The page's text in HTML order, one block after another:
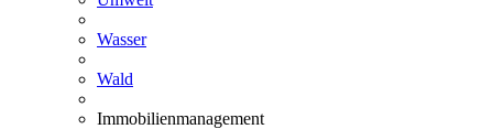
Wasser
Wald
Immobilienmanagement